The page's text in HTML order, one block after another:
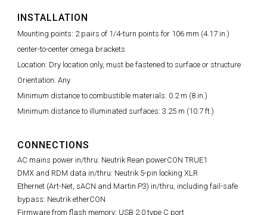
INSTALLATION
Mounting points: 2 pairs of 1/4-turn points for 106 mm (4.17 in.)
center-to-center omega brackets
Location: Dry location only, must be fastened to surface or structure
Orientation: Any
Minimum distance to combustible materials: 0.2 m (8 in.)
Minimum distance to illuminated surfaces: 3.25 m (10.7 ft.)
CONNECTIONS
AC mains power in/thru: Neutrik Rean powerCON TRUE1
DMX and RDM data in/thru: Neutrik 5-pin locking XLR
Ethernet (Art-Net, sACN and Martin P3) in/thru, including fail-safe
bypass: Neutrik etherCON
Firmware from flash memory: USB 2.0 type C port